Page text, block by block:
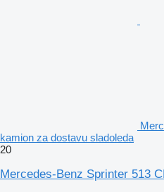
kamion za dostavu sladoleda
20
Mercedes-Benz Sprinter 513